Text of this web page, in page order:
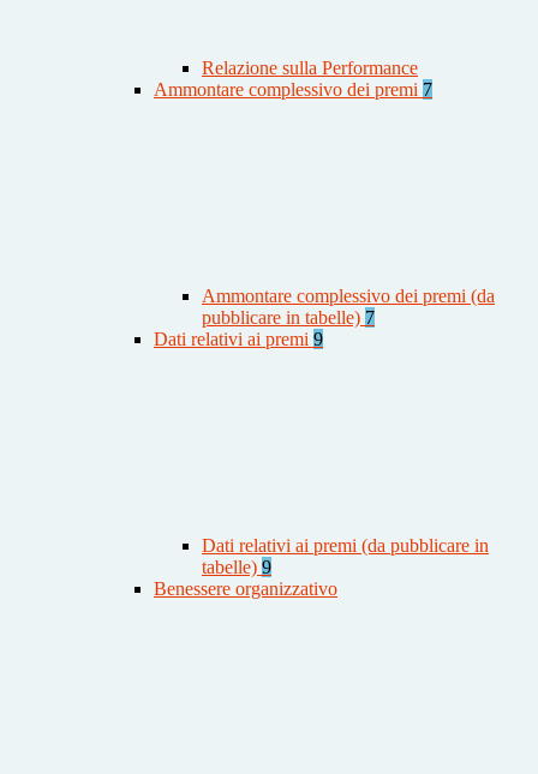
Relazione sulla Performance
Ammontare complessivo dei premi 7
Ammontare complessivo dei premi (da
pubblicare in tabelle) 7
Dati relativi ai premi 9
Dati relativi ai premi (da pubblicare in
tabelle) 9
Benessere organizzativo